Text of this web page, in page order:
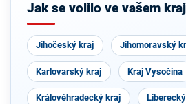
Jak se volilo ve vašem
Jihočeský kraj Jihomoravský
Karlovarský kraj Kraj Vysočina
Královéhradecký kraj